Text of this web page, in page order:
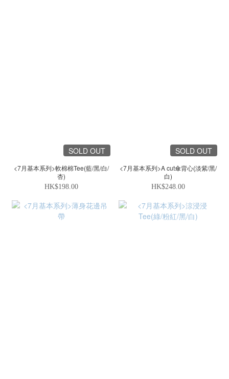
SOLD OUT
<7月基本系列>軟棉棉Tee(藍/黑/白/
杏)
HK$198.00
SOLD OUT
<7月基本系列>A cut傘背心(淡紫/黑/
白)
HK$248.00